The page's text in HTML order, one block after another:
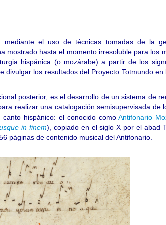
mediante el uso de técnicas tomadas de la
mostrado hasta el momento irresoluble para los
hispánica (o mozárabe) a partir de los
divulgar los resultados del Proyecto Totmundo en
posterior, es el desarrollo de un sistema de
realizar una catalogación semisupervisada de
canto hispánico: el conocido comoAntifonario
in finem), copiado en el siglo X por el abad
páginas de contenido musical del Antifonario.